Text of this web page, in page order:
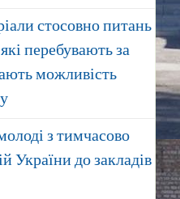
стосовно питань
перебувають за
можливість
з тимчасово
України до закладів